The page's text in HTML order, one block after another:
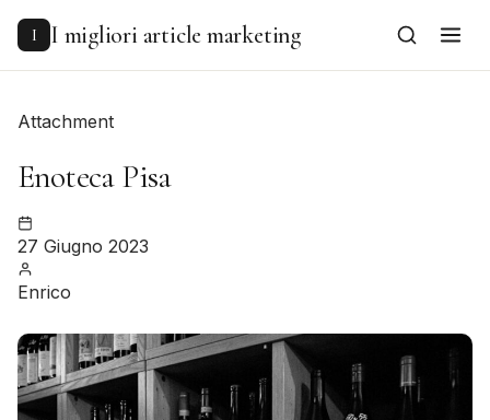
content
I I migliori article marketing
Attachment
Enoteca Pisa
27 Giugno 2023
Enrico